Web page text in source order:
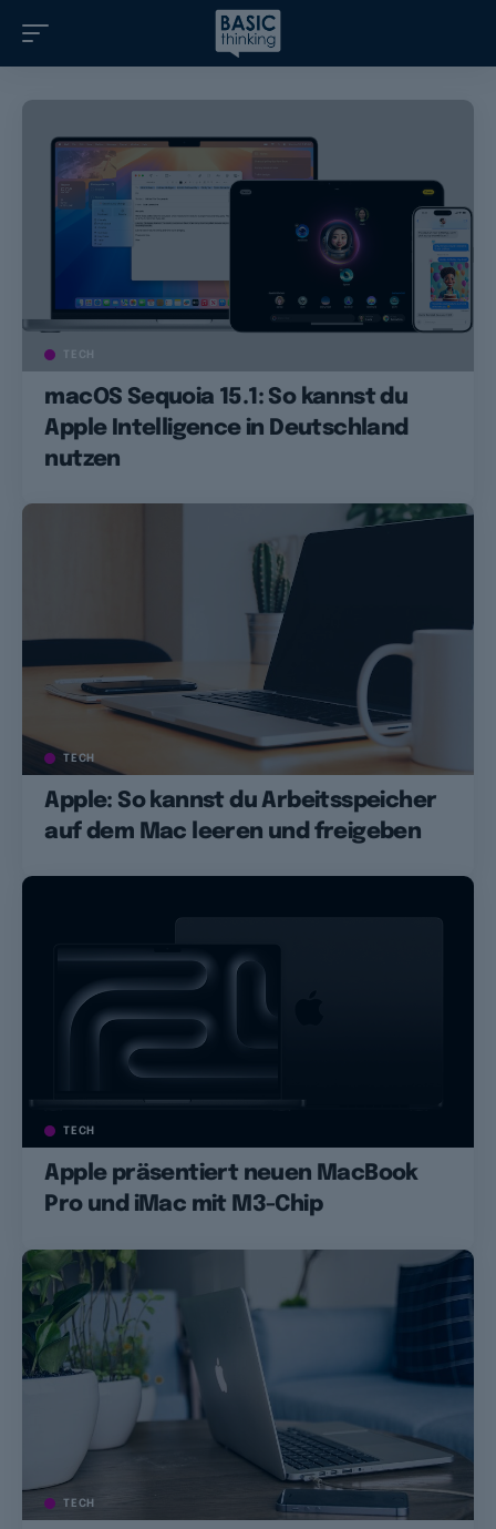
TECH
macOS Sequoia 15.1: So kannst du
Apple Intelligence in Deutschland
nutzen
TECH
Apple: So kannst du Arbeitsspeicher
auf dem Mac leeren und freigeben
TECH
Apple präsentiert neuen MacBook
Pro und iMac mit M3-Chip
TECH